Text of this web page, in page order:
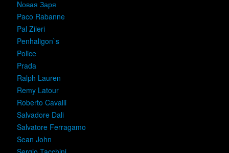
Nовая Заря
Paco Rabanne
Pal Zileri
Penhaligon`s
Police
Prada
Ralph Lauren
Remy Latour
Roberto Cavalli
Salvadore Dali
Salvatore Ferragamo
Sean John